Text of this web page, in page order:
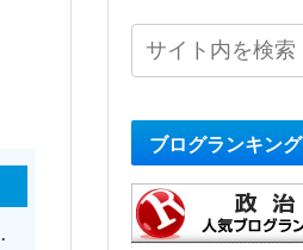
方の雇用は崩壊」
ブログランキング